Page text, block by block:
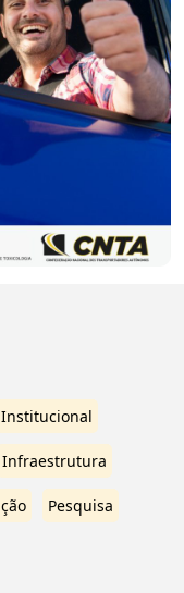
Institucional
Infraestrutura
Pesquisa